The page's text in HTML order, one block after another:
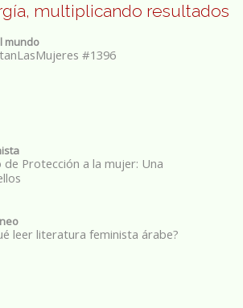
multiplicando resultados
mundo
#1396
Protección a la mujer: Una
leer literatura feminista árabe?